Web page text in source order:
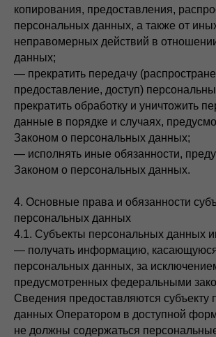
копирования, предоставления,
персональных данных, а также от
неправомерных действий в
данных;
— прекратить передачу
предоставление, доступ)
прекратить обработку и уничтожить
данные в порядке и случаях,
Законом о персональных данных;
— исполнять иные обязанности,
Законом о персональных данных.
4. Основные права и обязанности
персональных данных
4.1. Субъекты персональных данных
— получать информацию, касающуюся
персональных данных, за
предусмотренных федеральными
Сведения предоставляются субъекту
данных Оператором в доступной
не должны содержаться